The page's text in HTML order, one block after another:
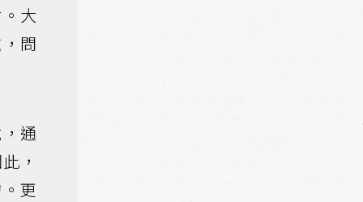
大
問
通
，
更